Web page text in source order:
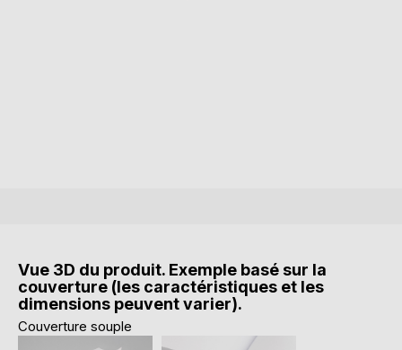
Vue 3D du produit. Exemple basé sur la
couverture (les caractéristiques et les
dimensions peuvent varier).
Couverture souple